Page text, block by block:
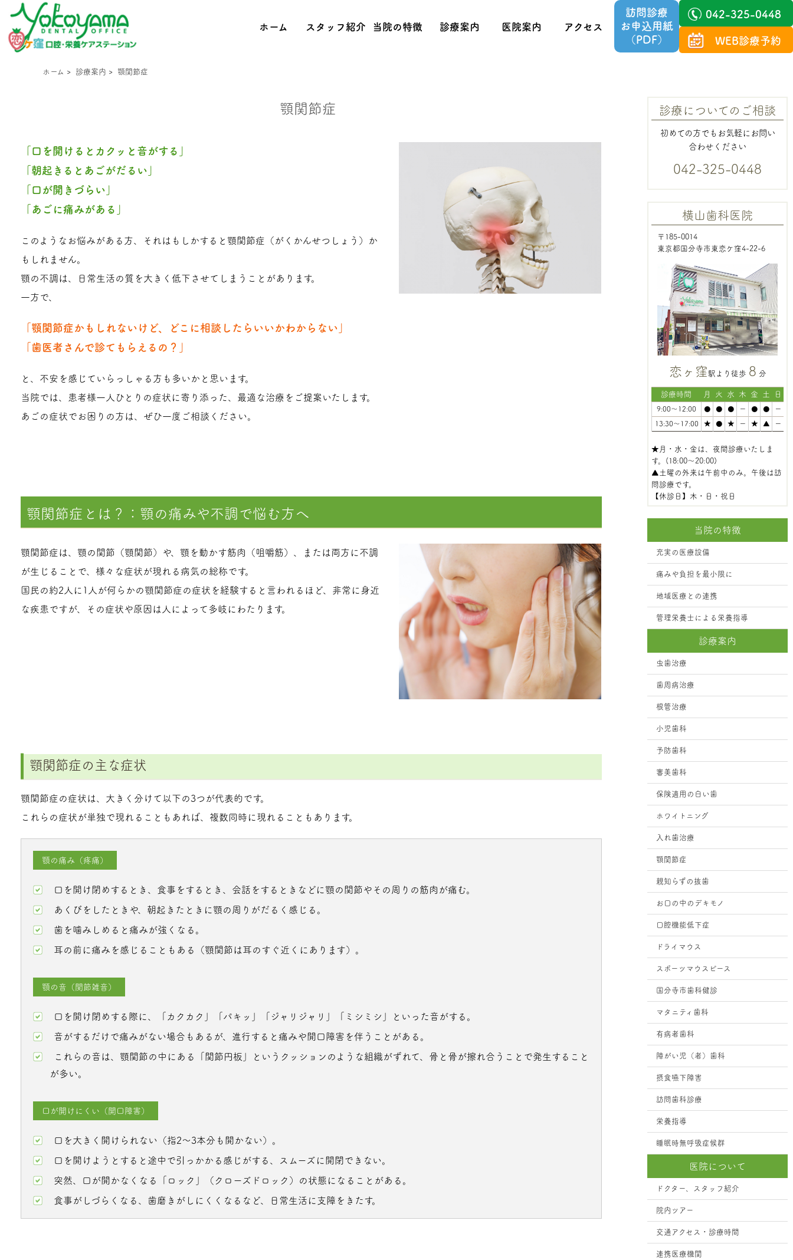
ホーム スタッフ紹介 当院の特徴 診療案内 医院案内 アクセス
訪問診療
お申込用紙
（PDF）
042-325-0448
WEB診療予約
ホーム > 診療案内 > 顎関節症
顎関節症
「口を開けるとカクッと音がする」
「朝起きるとあごがだるい」
「口が開きづらい」
「あごに痛みがある」
このようなお悩みがある方、それはもしかすると顎関節症（がくかんせつしょう）か
もしれません。
顎の不調は、日常生活の質を大きく低下させてしまうことがあります。
一方で、
「顎関節症かもしれないけど、どこに相談したらいいかわからない」
「歯医者さんで診てもらえるの？」
と、不安を感じていらっしゃる方も多いかと思います。
当院では、患者様一人ひとりの症状に寄り添った、最適な治療をご提案いたします。
あごの症状でお困りの方は、ぜひ一度ご相談ください。
顎関節症とは？：顎の痛みや不調で悩む方へ
顎関節症は、顎の関節（顎関節）や、顎を動かす筋肉（咀嚼筋）、または両方に不調
が生じることで、様々な症状が現れる病気の総称です。
国民の約2人に1人が何らかの顎関節症の症状を経験すると言われるほど、非常に身近
な疾患ですが、その症状や原因は人によって多岐にわたります。
顎関節症の主な症状
顎関節症の症状は、大きく分けて以下の3つが代表的です。
これらの症状が単独で現れることもあれば、複数同時に現れることもあります。
顎の痛み（疼痛）
口を開け閉めするとき、食事をするとき、会話をするときなどに顎の関節やその周りの筋肉が痛む。
あくびをしたときや、朝起きたときに顎の周りがだるく感じる。
歯を噛みしめると痛みが強くなる。
耳の前に痛みを感じることもある（顎関節は耳のすぐ近くにあります）。
顎の音（関節雑音）
口を開け閉めする際に、「カクカク」「パキッ」「ジャリジャリ」「ミシミシ」といった音がする。
音がするだけで痛みがない場合もあるが、進行すると痛みや開口障害を伴うことがある。
これらの音は、顎関節の中にある「関節円板」というクッションのような組織がずれて、骨と骨が擦れ合うことで発生すること
が多い。
口が開けにくい（開口障害）
口を大きく開けられない（指2～3本分も開かない）。
口を開けようとすると途中で引っかかる感じがする、スムーズに開閉できない。
突然、口が開かなくなる「ロック」（クローズドロック）の状態になることがある。
食事がしづらくなる、歯磨きがしにくくなるなど、日常生活に支障をきたす。
診療についてのご相談
初めての方でもお気軽にお問い
合わせください
042-325-0448
横山歯科医院
〒185-0014
東京都国分寺市東恋ケ窪4-22-6
恋ヶ窪 駅より徒歩 8 分
診療時間 月 火 水 木 金 土 日
9:00～12:00 ● ● ● ー ● ● ー
13:30～17:00 ★ ● ★ ー ★ ▲ ー
★月・水・金は、夜間診療いたしま
す。(18:00～20:00)
▲土曜の外来は午前中のみ。午後は訪
問診療です。
【休診日】木・日・祝日
当院の特徴
充実の医療設備
痛みや負担を最小限に
地域医療との連携
管理栄養士による栄養指導
診療案内
虫歯治療
歯周病治療
根管治療
小児歯科
予防歯科
審美歯科
保険適用の白い歯
ホワイトニング
入れ歯治療
顎関節症
親知らずの抜歯
お口の中のデキモノ
口腔機能低下症
ドライマウス
スポーツマウスピース
国分寺市歯科健診
マタニティ歯科
有病者歯科
障がい児（者）歯科
摂食嚥下障害
訪問歯科診療
栄養指導
睡眠時無呼吸症候群
医院について
ドクター、スタッフ紹介
院内ツアー
交通アクセス・診療時間
連携医療機関